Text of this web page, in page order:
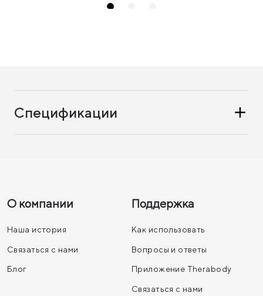
Спецификации
О компании
Наша история
Связаться с нами
Блог
Поддержка
Как использовать
Вопросы и ответы
Приложение Therabody
Связаться с нами